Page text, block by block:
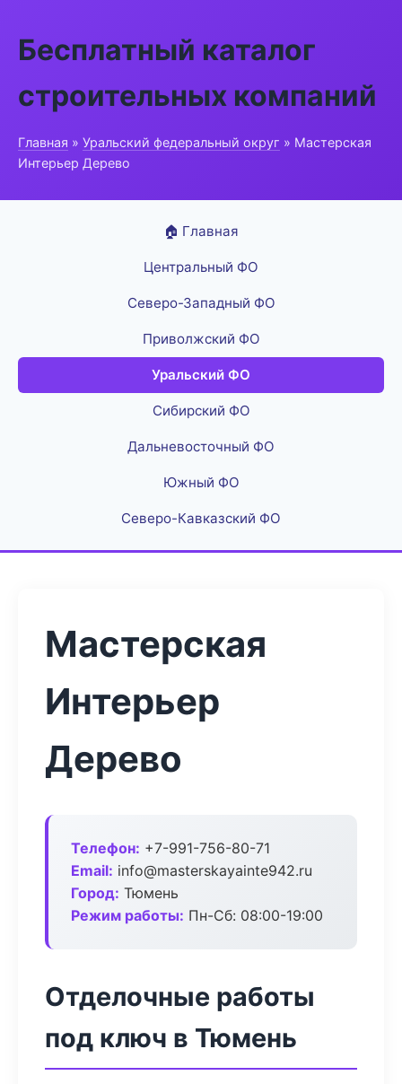
Бесплатный каталог
строительных компаний
Главная » Уральский федеральный округ » Мастерская
Интерьер Дерево
🏠 Главная
Центральный ФО
Северо-Западный ФО
Приволжский ФО
Уральский ФО
Сибирский ФО
Дальневосточный ФО
Южный ФО
Северо-Кавказский ФО
Мастерская
Интерьер
Дерево
Телефон: +7-991-756-80-71
Email: info@masterskayainte942.ru
Город: Тюмень
Режим работы: Пн-Сб: 08:00-19:00
Отделочные работы
под ключ в Тюмень